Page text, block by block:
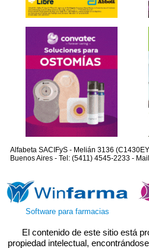
Alfabeta SACIFyS - Melián 3136
Buenos Aires - Tel: (5411) 4545-2233 -
Software para farmacias
El contenido de este sitio está
propiedad intelectual,